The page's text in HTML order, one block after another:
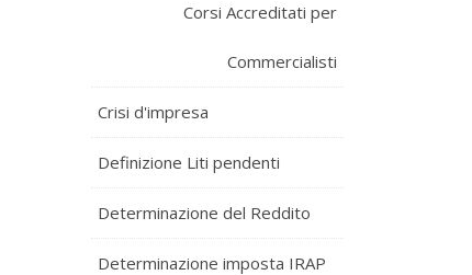
Corsi Accreditati per
Commercialisti
Crisi d'impresa
Definizione Liti pendenti
Determinazione del Reddito
Determinazione imposta IRAP